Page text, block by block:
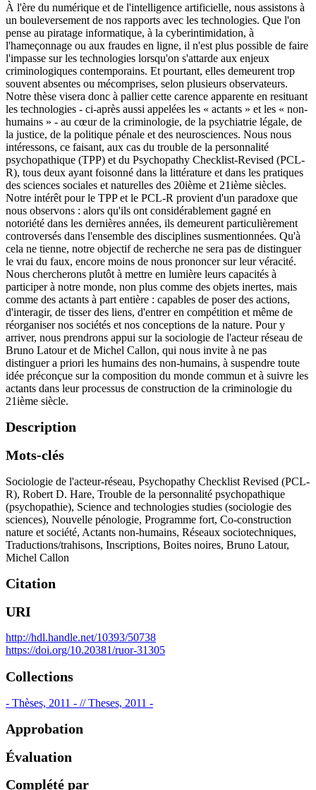
À l'ère du numérique et de l'intelligence artificielle, nous assistons à
un bouleversement de nos rapports avec les technologies. Que l'on
pense au piratage informatique, à la cyberintimidation, à
l'hameçonnage ou aux fraudes en ligne, il n'est plus possible de faire
l'impasse sur les technologies lorsqu'on s'attarde aux enjeux
criminologiques contemporains. Et pourtant, elles demeurent trop
souvent absentes ou mécomprises, selon plusieurs observateurs.
Notre thèse visera donc à pallier cette carence apparente en resituant
les technologies - ci-après aussi appelées les « actants » et les « non-
humains » - au cœur de la criminologie, de la psychiatrie légale, de
la justice, de la politique pénale et des neurosciences. Nous nous
intéressons, ce faisant, aux cas du trouble de la personnalité
psychopathique (TPP) et du Psychopathy Checklist-Revised (PCL-
R), tous deux ayant foisonné dans la littérature et dans les pratiques
des sciences sociales et naturelles des 20ième et 21ième siècles.
Notre intérêt pour le TPP et le PCL-R provient d'un paradoxe que
nous observons : alors qu'ils ont considérablement gagné en
notoriété dans les dernières années, ils demeurent particulièrement
controversés dans l'ensemble des disciplines susmentionnées. Qu'à
cela ne tienne, notre objectif de recherche ne sera pas de distinguer
le vrai du faux, encore moins de nous prononcer sur leur véracité.
Nous chercherons plutôt à mettre en lumière leurs capacités à
participer à notre monde, non plus comme des objets inertes, mais
comme des actants à part entière : capables de poser des actions,
d'interagir, de tisser des liens, d'entrer en compétition et même de
réorganiser nos sociétés et nos conceptions de la nature. Pour y
arriver, nous prendrons appui sur la sociologie de l'acteur réseau de
Bruno Latour et de Michel Callon, qui nous invite à ne pas
distinguer a priori les humains des non-humains, à suspendre toute
idée préconçue sur la composition du monde commun et à suivre les
actants dans leur processus de construction de la criminologie du
21ième siècle.
Description
Mots-clés
Sociologie de l'acteur-réseau, Psychopathy Checklist Revised (PCL-
R), Robert D. Hare, Trouble de la personnalité psychopathique
(psychopathie), Science and technologies studies (sociologie des
sciences), Nouvelle pénologie, Programme fort, Co-construction
nature et société, Actants non-humains, Réseaux sociotechniques,
Traductions/trahisons, Inscriptions, Boites noires, Bruno Latour,
Michel Callon
Citation
URI
http://hdl.handle.net/10393/50738
https://doi.org/10.20381/ruor-31305
Collections
- Thèses, 2011 - // Theses, 2011 -
Approbation
Évaluation
Complété par